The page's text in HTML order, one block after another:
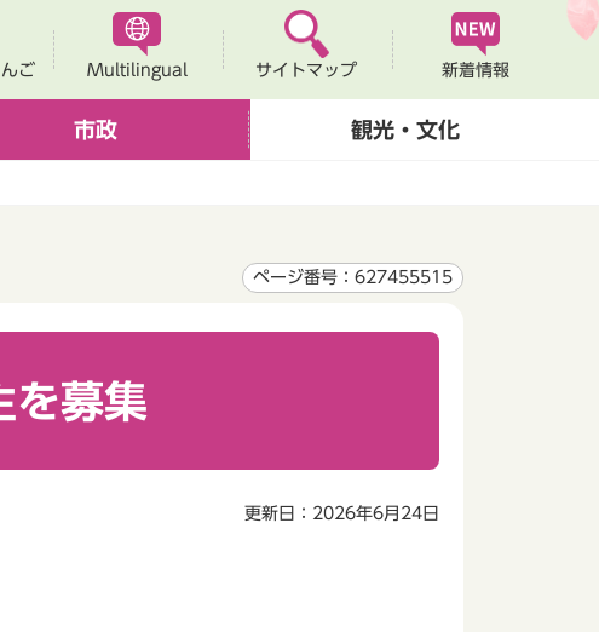
ご Multilingual サイトマップ 新着情報
市政 観光・文化
ページ番号：627455515
を募集
更新日：2026年6月24日